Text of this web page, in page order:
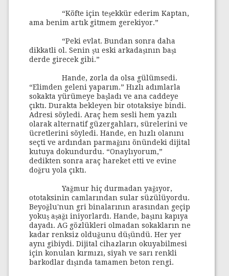
“Köfte için teşekkür ederim Kaptan,
ama benim artık gitmem gerekiyor.”
“Peki evlat. Bundan sonra daha
dikkatli ol. Senin şu eski arkadaşının başı
derde girecek gibi.”
Hande, zorla da olsa gülümsedi.
“Elimden geleni yaparım.” Hızlı adımlarla
sokakta yürümeye başladı ve ana caddeye
çıktı. Durakta bekleyen bir ototaksiye bindi.
Adresi söyledi. Araç hem sesli hem yazılı
olarak alternatif güzergahları, sürelerini ve
ücretlerini söyledi. Hande, en hızlı olanını
seçti ve ardından parmağını önündeki dijital
kutuya dokundurdu. “Onaylıyorum,”
dedikten sonra araç hareket etti ve evine
doğru yola çıktı.
Yağmur hiç durmadan yağıyor,
ototaksinin camlarından sular süzülüyordu.
Beyoğlu'nun gri binalarının arasından geçip
yokuş aşağı iniyorlardı. Hande, başını kapıya
dayadı. AG gözlükleri olmadan sokakların ne
kadar renksiz olduğunu düşündü. Her yer
aynı gibiydi. Dijital cihazların okuyabilmesi
için konulan kırmızı, siyah ve sarı renkli
barkodlar dışında tamamen beton rengi.